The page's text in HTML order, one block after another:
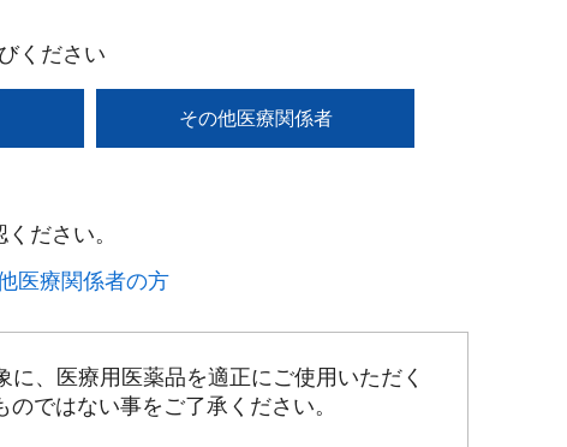
ください
その他医療関係者
ださい。​
医療関係者の方​
に、医療用医薬品を適正にご使用いただく
ではない事をご了承ください。